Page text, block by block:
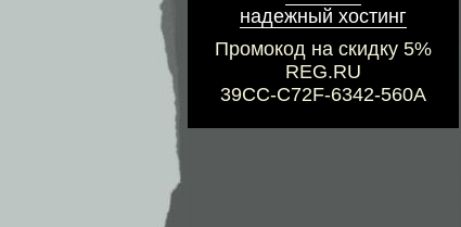
надежный хостинг
Промокод на скидку 5%
REG.RU
39CC-C72F-6342-560A